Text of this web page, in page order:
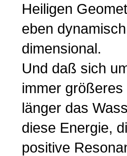
Heiligen
eben
dimensional.
Und daß sich
immer
länger das
diese Energie,
positive